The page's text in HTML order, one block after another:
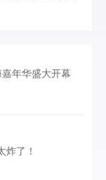
年华盛大开幕
炸了！